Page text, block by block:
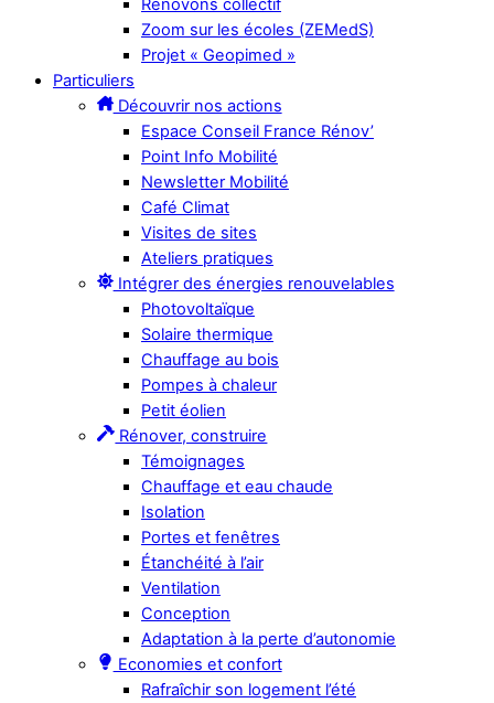
Zoom sur les écoles (ZEMedS)
Projet « Geopimed »
Particuliers
Découvrir nos actions
Espace Conseil France Rénov’
Point Info Mobilité
Newsletter Mobilité
Café Climat
Visites de sites
Ateliers pratiques
Intégrer des énergies renouvelables
Photovoltaïque
Solaire thermique
Chauffage au bois
Pompes à chaleur
Petit éolien
Rénover, construire
Témoignages
Chauffage et eau chaude
Isolation
Portes et fenêtres
Étanchéité à l’air
Ventilation
Conception
Adaptation à la perte d’autonomie
Economies et confort
Rafraîchir son logement l’été